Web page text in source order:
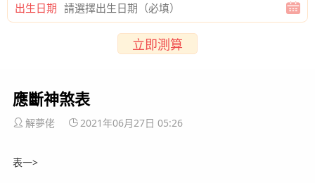
出生日期
立即測算
應斷神煞表
解夢佬 2021年06月27日 05:26
表一>